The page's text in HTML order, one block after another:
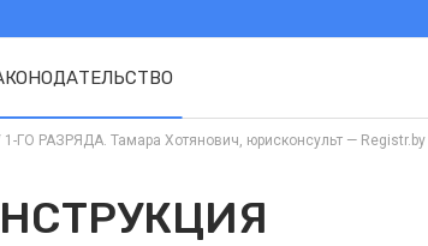
РАЗРЯДА. Тамара Хотянович, юрисконсульт — Registr.by